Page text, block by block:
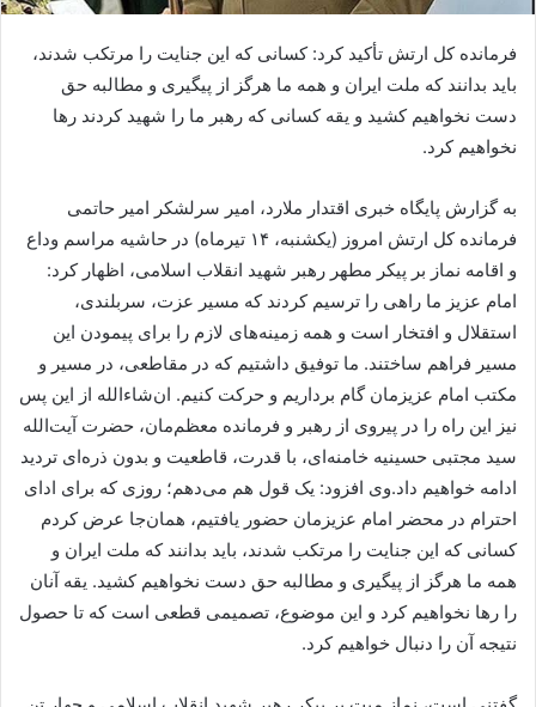
فرمانده کل ارتش تأکید کرد: کسانی که این جنایت را مرتکب شدند،
باید بدانند که ملت ایران و همه ما هرگز از پیگیری و مطالبه حق
دست نخواهیم کشید و یقه کسانی که رهبر ما را شهید کردند رها
نخواهیم کرد.
به گزارش پایگاه خبری اقتدار ملارد، امیر سرلشکر امیر حاتمی
فرمانده کل ارتش امروز (یکشنبه، ۱۴ تیرماه) در حاشیه مراسم وداع
و اقامه نماز بر پیکر مطهر رهبر شهید انقلاب اسلامی، اظهار کرد:
امام عزیز ما راهی را ترسیم کردند که مسیر عزت، سربلندی،
استقلال و افتخار است و همه زمینه‌های لازم را برای پیمودن این
مسیر فراهم ساختند. ما توفیق داشتیم که در مقاطعی، در مسیر و
مکتب امام عزیزمان گام برداریم و حرکت کنیم. ان‌شاءالله از این پس
نیز این راه را در پیروی از رهبر و فرمانده معظم‌مان، حضرت آیت‌الله
سید مجتبی حسینیه خامنه‌ای، با قدرت، قاطعیت و بدون ذره‌ای تردید
ادامه خواهیم داد.وی افزود: یک قول هم می‌دهم؛ روزی که برای ادای
احترام در محضر امام عزیزمان حضور یافتیم، همان‌جا عرض کردم
کسانی که این جنایت را مرتکب شدند، باید بدانند که ملت ایران و
همه ما هرگز از پیگیری و مطالبه حق دست نخواهیم کشید. یقه آنان
را رها نخواهیم کرد و این موضوع، تصمیمی قطعی است که تا حصول
نتیجه آن را دنبال خواهیم کرد.